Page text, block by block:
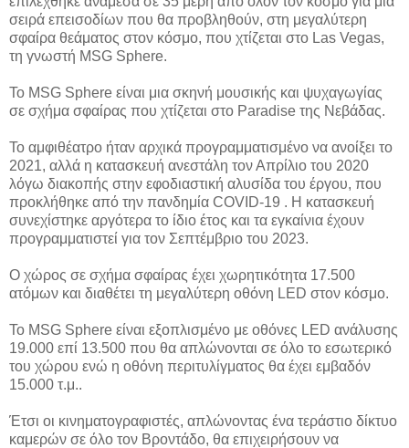
σειρά επεισοδίων που θα προβληθούν, στη μεγαλύτερη
σφαίρα θεάματος στον κόσμο, που χτίζεται στο Las Vegas,
τη γνωστή MSG Sphere.
Το MSG Sphere είναι μια σκηνή μουσικής και ψυχαγωγίας
σε σχήμα σφαίρας που χτίζεται στο Paradise της Νεβάδας.
Το αμφιθέατρο ήταν αρχικά προγραμματισμένο να ανοίξει το
2021, αλλά η κατασκευή ανεστάλη τον Απρίλιο του 2020
λόγω διακοπής στην εφοδιαστική αλυσίδα του έργου, που
προκλήθηκε από την πανδημία COVID-19 . Η κατασκευή
συνεχίστηκε αργότερα το ίδιο έτος και τα εγκαίνια έχουν
προγραμματιστεί για τον Σεπτέμβριο του 2023.
Ο χώρος σε σχήμα σφαίρας έχει χωρητικότητα 17.500
ατόμων και διαθέτει τη μεγαλύτερη οθόνη LED στον κόσμο.
Το MSG Sphere είναι εξοπλισμένο με οθόνες LED ανάλυσης
19.000 επί 13.500 που θα απλώνονται σε όλο το εσωτερικό
του χώρου ενώ η οθόνη περιτυλίγματος θα έχει εμβαδόν
15.000 τ.μ..
Έτσι οι κινηματογραφιστές, απλώνοντας ένα τεράστιο δίκτυο
καμερών σε όλο τον Βροντάδο, θα επιχειρήσουν να